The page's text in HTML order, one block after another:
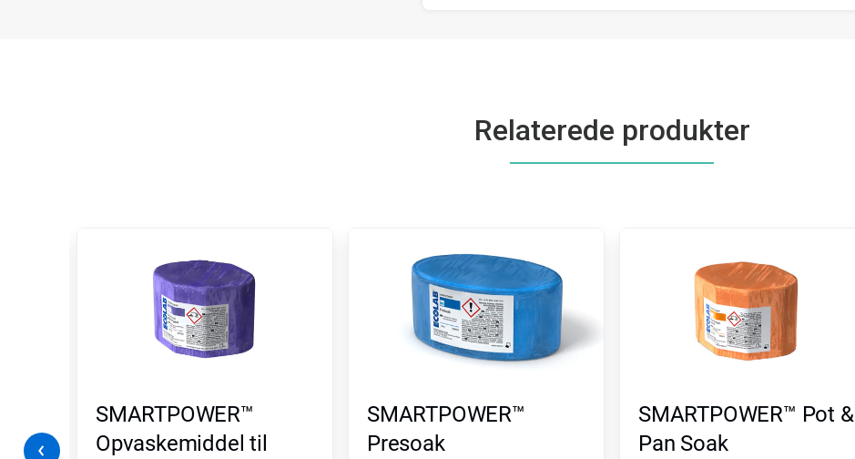
Relaterede produkter
navigere,
springe
SMARTPOWER™
Opvaskemiddel til
SMARTPOWER™
Presoak
SMARTPOWER™ Pot &
Pan Soak